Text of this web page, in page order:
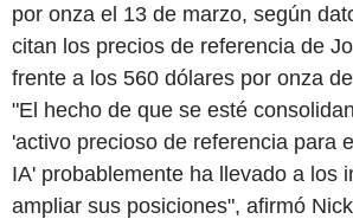
por onza el 13 de marzo, según
citan los precios de referencia de
frente a los 560 dólares por onza
"El hecho de que se esté
'activo precioso de referencia para
IA' probablemente ha llevado a los
ampliar sus posiciones", afirmó